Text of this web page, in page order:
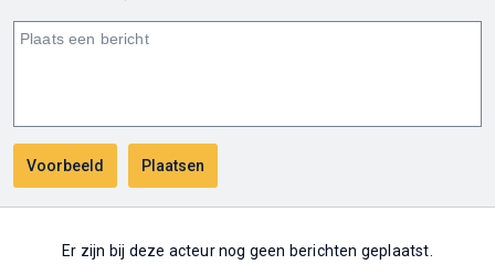
Er zijn bij deze acteur nog geen berichten geplaatst.